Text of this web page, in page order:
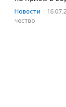
Новости ·
чест­во